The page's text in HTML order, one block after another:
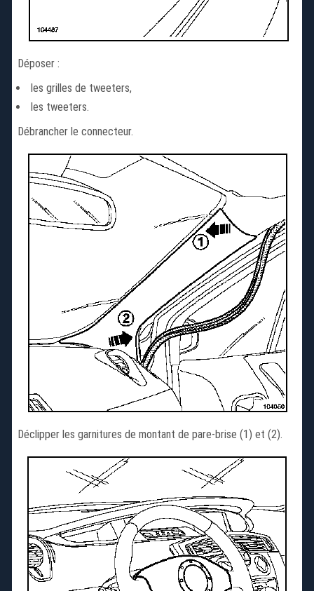
Déposer :
les grilles de tweeters,
les tweeters.
Débrancher le connecteur.
Déclipper les garnitures de montant de pare-brise (1) et (2).